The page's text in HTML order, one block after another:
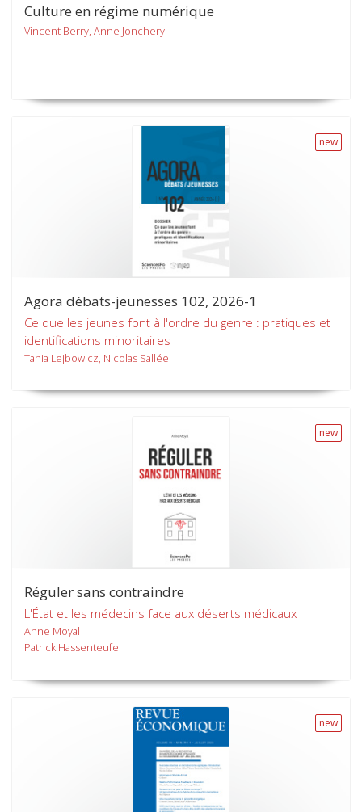
Culture en régime numérique
Vincent Berry, Anne Jonchery
new
Agora débats-jeunesses 102, 2026-1
Ce que les jeunes font à l'ordre du genre : pratiques et
identifications minoritaires
Tania Lejbowicz, Nicolas Sallée
new
Réguler sans contraindre
L'État et les médecins face aux déserts médicaux
Anne Moyal
Patrick Hassenteufel
new